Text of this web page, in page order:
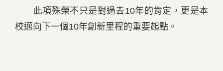
此項殊榮不只是對過去10年的肯定，更是本
校邁向下一個10年創新里程的重要起點。